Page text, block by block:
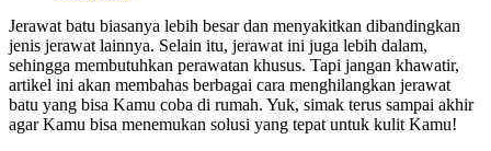
Jerawat batu biasanya lebih besar dan menyakitkan dibandingkan
jenis jerawat lainnya. Selain itu, jerawat ini juga lebih dalam,
sehingga membutuhkan perawatan khusus. Tapi jangan khawatir,
artikel ini akan membahas berbagai cara menghilangkan jerawat
batu yang bisa Kamu coba di rumah. Yuk, simak terus sampai akhir
agar Kamu bisa menemukan solusi yang tepat untuk kulit Kamu!